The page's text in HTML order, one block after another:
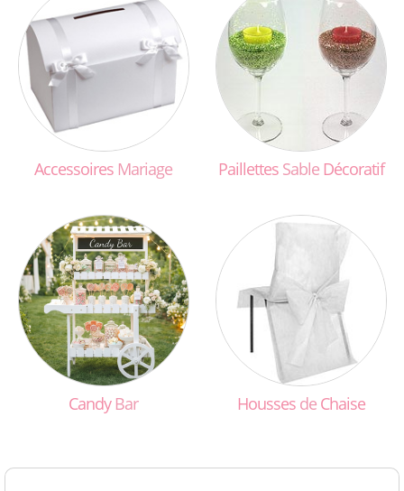
Accessoires Mariage Paillettes SableDécoratif
CandyBar Housses deChaise